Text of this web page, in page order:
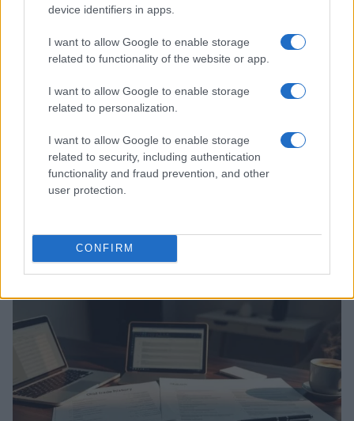
device identifiers in apps.
I want to allow Google to enable storage
related to functionality of the website or app.
I want to allow Google to enable storage
related to personalization.
I want to allow Google to enable storage
related to security, including authentication
functionality and fraud prevention, and other
user protection.
CONFIRM
Marta Ruiz · 27 Jul 2026